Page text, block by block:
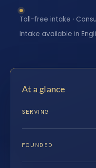
Toll-free intake ·
Intake available in
At a glance
SERVING
FOUNDED